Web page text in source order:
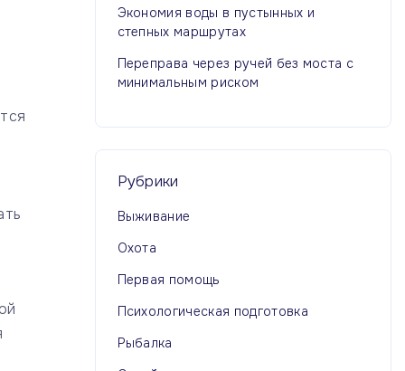
Экономия воды в пустынных и
степных маршрутах
Переправа через ручей без моста с
минимальным риском
Рубрики
Выживание
Охота
Первая помощь
Психологическая подготовка
Рыбалка